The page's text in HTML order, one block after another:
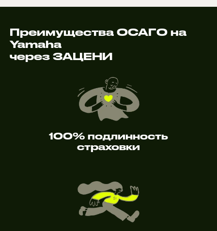
Преимущества ОСАГО на
Yamaha
через ЗАЦЕНИ
100% подлинность
страховки